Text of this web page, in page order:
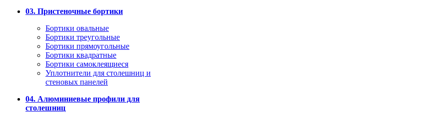
03. Пристеночные бортики
Бортики овальные
Бортики треугольные
Бортики прямоугольные
Бортики квадратные
Бортики самоклеящиеся
Уплотнители для столешниц и
стеновых панелей
04. Алюминиевые профили для
столешниц